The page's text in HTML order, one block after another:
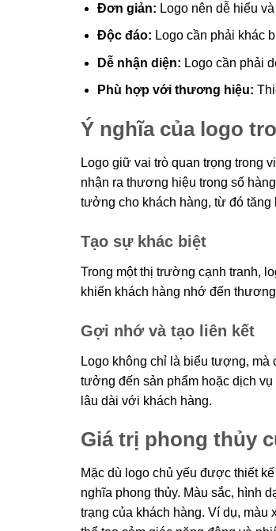
Đơn giản: Logo nên dễ hiểu
Độc đáo: Logo cần phải khác
Dễ nhận diện: Logo cần phải
Phù hợp với thương hiệu:
Ý nghĩa của logo
Logo giữ vai trò quan trọng trong
nhận ra thương hiệu trong số
tưởng cho khách hàng, từ đó tăng
Tạo sự khác biệt
Trong một thị trường cạnh tranh,
khiến khách hàng nhớ đến
Gợi nhớ và tạo liên kết
Logo không chỉ là biểu tượng,
tưởng đến sản phẩm hoặc dịch
lâu dài với khách hàng.
Giá trị phong thủy
Mặc dù logo chủ yếu được thiết
nghĩa phong thủy. Màu sắc, hình
trạng của khách hàng. Ví dụ,